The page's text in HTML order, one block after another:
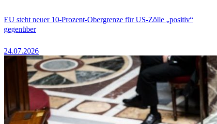
EU steht neuer 10-Prozent-Obergrenze für US-Zölle „positiv“
gegenüber
24.07.2026